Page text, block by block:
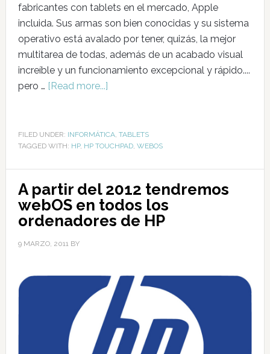
fabricantes con tablets en el mercado, Apple
incluida. Sus armas son bien conocidas y su sistema
operativo está avalado por tener, quizás, la mejor
multitarea de todas, además de un acabado visual
increíble y un funcionamiento excepcional y rápido....
pero … [Read more...]
FILED UNDER: INFORMÁTICA, TABLETS
TAGGED WITH: HP, HP TOUCHPAD, WEBOS
A partir del 2012 tendremos
webOS en todos los
ordenadores de HP
9 MARZO, 2011BY